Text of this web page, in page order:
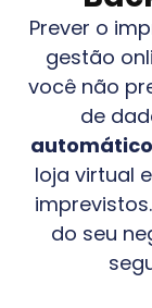
Prever o
gestão
você não
de
loja virtual
do seu